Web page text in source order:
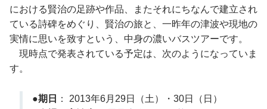
における賢治の足跡や作品、またそれにちなんで建立され
ている詩碑をめぐり、賢治の旅と、一昨年の津波や現地の
実情に思いを致すという、中身の濃いバスツアーです。
現時点で発表されている予定は、次のようになっていま
す。
●期日
： 2013年6月29日（土）・30日（日）